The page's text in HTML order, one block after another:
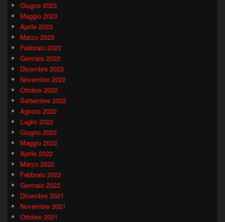
Giugno 2023
Maggio 2023
Aprile 2023
Marzo 2023
Febbraio 2023
Gennaio 2023
Dicembre 2022
Novembre 2022
Ottobre 2022
Settembre 2022
Agosto 2022
Luglio 2022
Giugno 2022
Maggio 2022
Aprile 2022
Marzo 2022
Febbraio 2022
Gennaio 2022
Dicembre 2021
Novembre 2021
Ottobre 2021